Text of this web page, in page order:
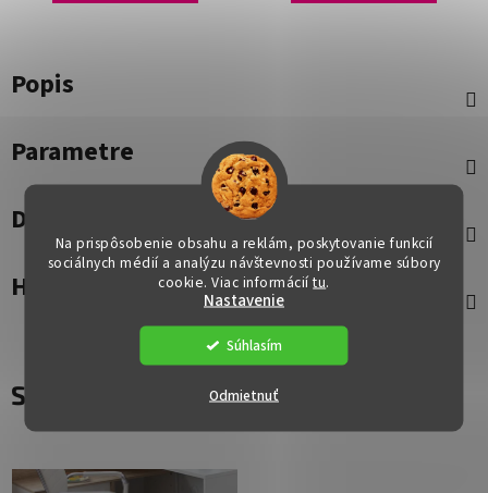
Na prispôsobenie obsahu a reklám, poskytovanie funkcií
sociálnych médií a analýzu návštevnosti používame súbory
cookie. Viac informáciítu.
Nastavenie
Odmietnuť
Súhlasím
Popis
Parametre
Diskusia
Hodnotenie
Súvisiaci tovar